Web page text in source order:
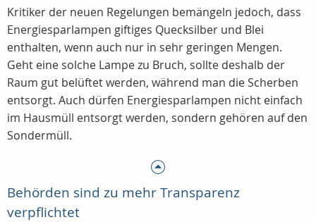
Kritiker der neuen Regelungen bemängeln jedoch, dass
Energiesparlampen giftiges Quecksilber und Blei
enthalten, wenn auch nur in sehr geringen Mengen.
Geht eine solche Lampe zu Bruch, sollte deshalb der
Raum gut belüftet werden, während man die Scherben
entsorgt. Auch dürfen Energiesparlampen nicht einfach
im Hausmüll entsorgt werden, sondern gehören auf den
Sondermüll.
Behörden sind zu mehr Transparenz
verpflichtet